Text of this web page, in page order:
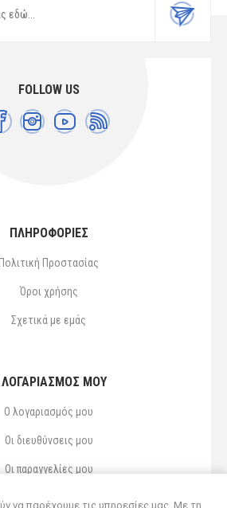
FOLLOW US
ΠΛΗΡΟΦΟΡΙΕΣ
Πολιτική Προστασίας
Όροι χρήσης
Σχετικά με εμάς
ΜΟΥ
Ο λογαριασμός μου
Οι διευθύνσεις μου
Οι παραγγελίες μου
να παρέχουμε τις υπηρεσίες μας. Με τη